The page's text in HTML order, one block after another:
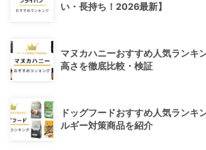
い・長持ち！2026最新】
マヌカハニーおすすめ人気ランキ
高さを徹底比較・検証
ドッグフードおすすめ人気ランキ
ルギー対策商品を紹介